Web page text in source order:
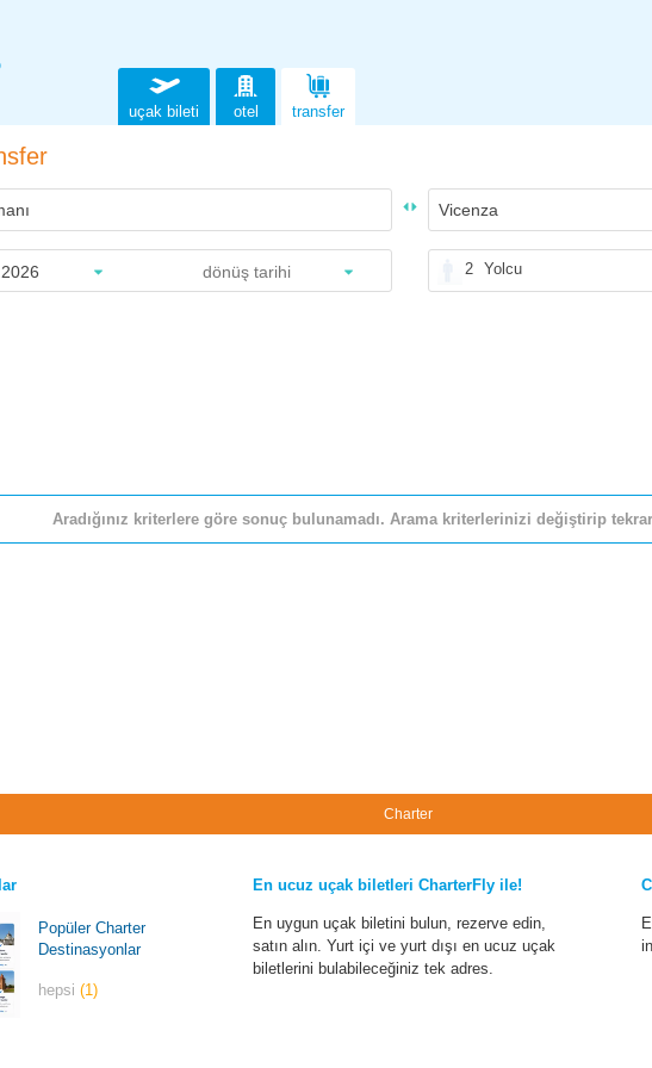
uçak bileti otel transfer
2 Yolcu
Aradığınız kriterlere göre sonuç bulunamadı. Arama kriterlerinizi değiştirip
Charter
Popüler Charter
Destinasyonlar
hepsi(1)
En ucuz uçak biletleri CharterFly ile!
En uygun uçak biletini bulun, rezerve edin,
satın alın. Yurt içi ve yurt dışı en ucuz uçak
biletlerini bulabileceğiniz tek adres.